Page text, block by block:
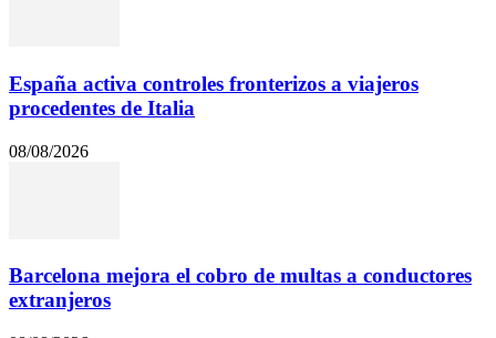
España activa controles fronterizos a viajeros
procedentes de Italia
08/08/2026
Barcelona mejora el cobro de multas a conductores
extranjeros